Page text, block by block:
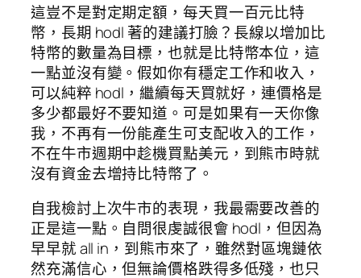
這豈不是對定期定額，每天買一百元比特
幣，長期 hodl 著的建議打臉？長線以增加比
特幣的數量為目標，也就是比特幣本位，這
一點並沒有變。假如你有穩定工作和收入，
可以純粹 hodl，繼續每天買就好，連價格是
多少都最好不要知道。可是如果有一天你像
我，不再有一份能產生可支配收入的工作，
不在牛市週期中趁機買點美元，到熊市時就
沒有資金去增持比特幣了。
自我檢討上次牛市的表現，我最需要改善的
正是這一點。自問很虔誠很會 hodl，但因為
早早就 all in，到熊市來了，雖然對區塊鏈依
然充滿信心，但無論價格跌得多低殘，也只